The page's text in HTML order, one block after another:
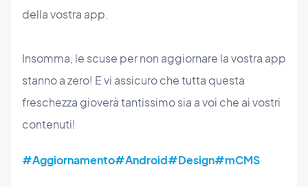
della vostra app.
Insomma, le scuse per non aggiornare la vostra app
stanno a zero! E vi assicuro che tutta questa
freschezza gioverà tantissimo sia a voi che ai vostri
contenuti!
#Aggiornamento#Android#Design#mCMS